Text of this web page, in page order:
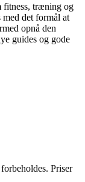
fitness, træning og
det formål at
opnå den
guides og gode
Priser